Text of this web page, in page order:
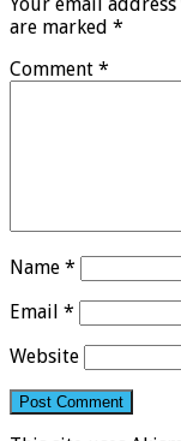
are marked *
Comment *
Name *
Email *
Website